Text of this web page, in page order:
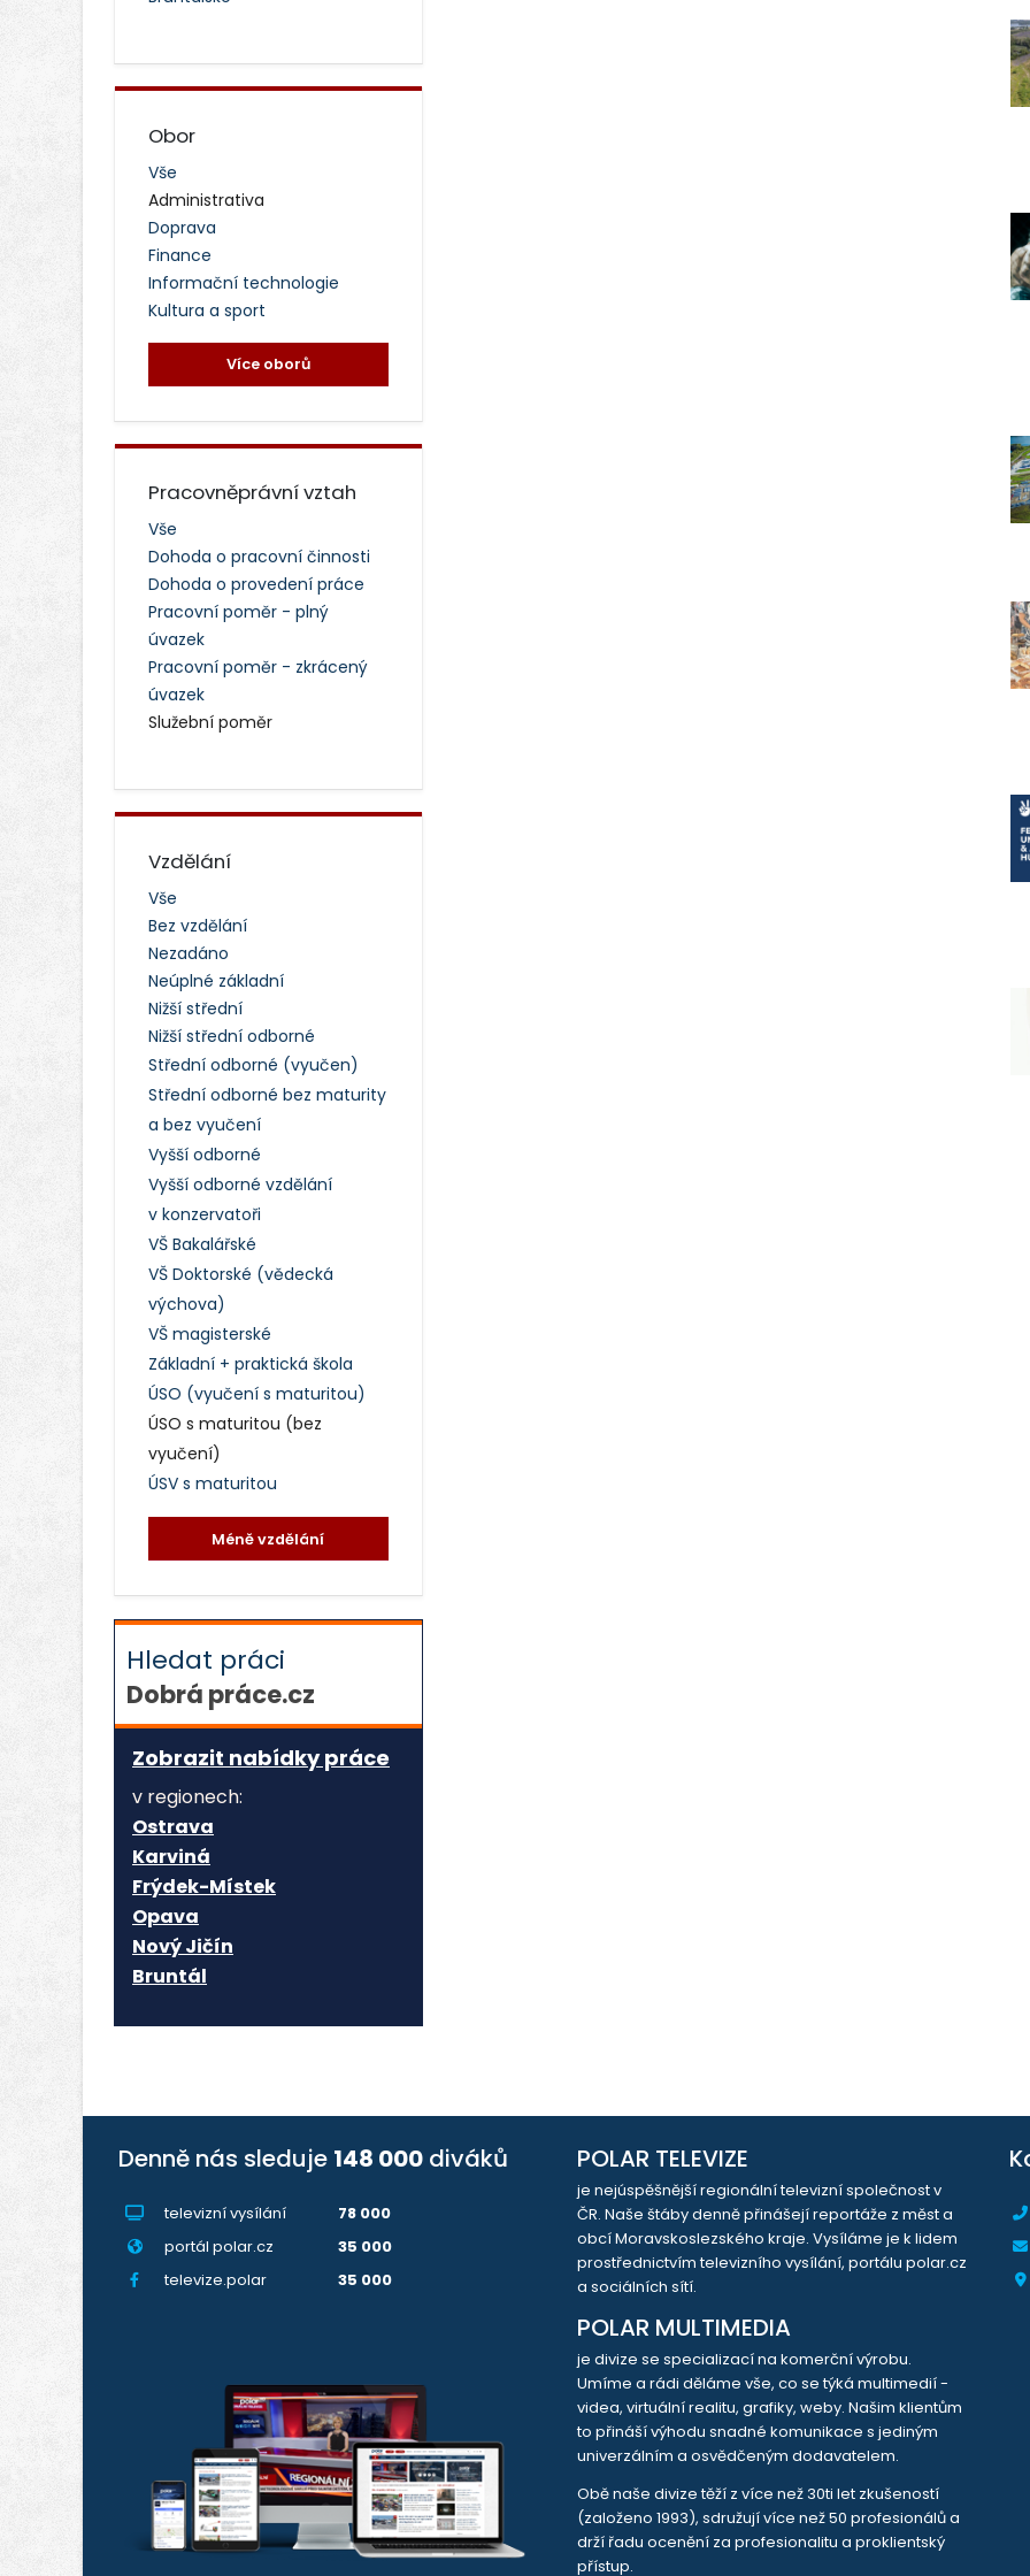
Obor
Vše
Administrativa
Doprava
Finance
Informační technologie
Kultura a sport
Více oborů
Pracovněprávní vztah
Vše
Dohoda o pracovní činnosti
Dohoda o provedení práce
Pracovní poměr - plný
úvazek
Pracovní poměr - zkrácený
úvazek
Služební poměr
Vzdělání
Vše
Bez vzdělání
Nezadáno
Neúplné základní
Nižší střední
Nižší střední odborné
Střední odborné (vyučen)
Střední odborné bez maturity
a bez vyučení
Vyšší odborné
Vyšší odborné vzdělání
v konzervatoři
VŠ Bakalářské
VŠ Doktorské (vědecká
výchova)
VŠ magisterské
Základní + praktická škola
ÚSO (vyučení s maturitou)
ÚSO s maturitou (bez
vyučení)
ÚSV s maturitou
Méně vzdělání
Hledat práci
Dobrá práce.cz
Zobrazit nabídky práce
v regionech:
Ostrava
Karviná
Frýdek-Místek
Opava
Nový Jičín
Bruntál
Denně nás sleduje 148 000 diváků
televizní vysílání
78 000
portál polar.cz
35 000
televize.polar
35 000
POLAR TELEVIZE
je nejúspěšnější regionální televizní společnost v
ČR. Naše štáby denně přinášejí reportáže z měst a
obcí Moravskoslezského kraje. Vysíláme je k lidem
prostřednictvím televizního vysílání, portálu polar.cz
a sociálních sítí.
POLAR MULTIMEDIA
je divize se specializací na komerční výrobu.
Umíme a rádi děláme vše, co se týká multimedií -
videa, virtuální realitu, grafiky, weby. Našim klientům
to přináší výhodu snadné komunikace s jediným
univerzálním a osvědčeným dodavatelem.
Obě naše divize těží z více než 30ti let zkušeností
(založeno 1993), sdružují více než 50 profesionálů a
drží řadu ocenění za profesionalitu a proklientský
přístup.